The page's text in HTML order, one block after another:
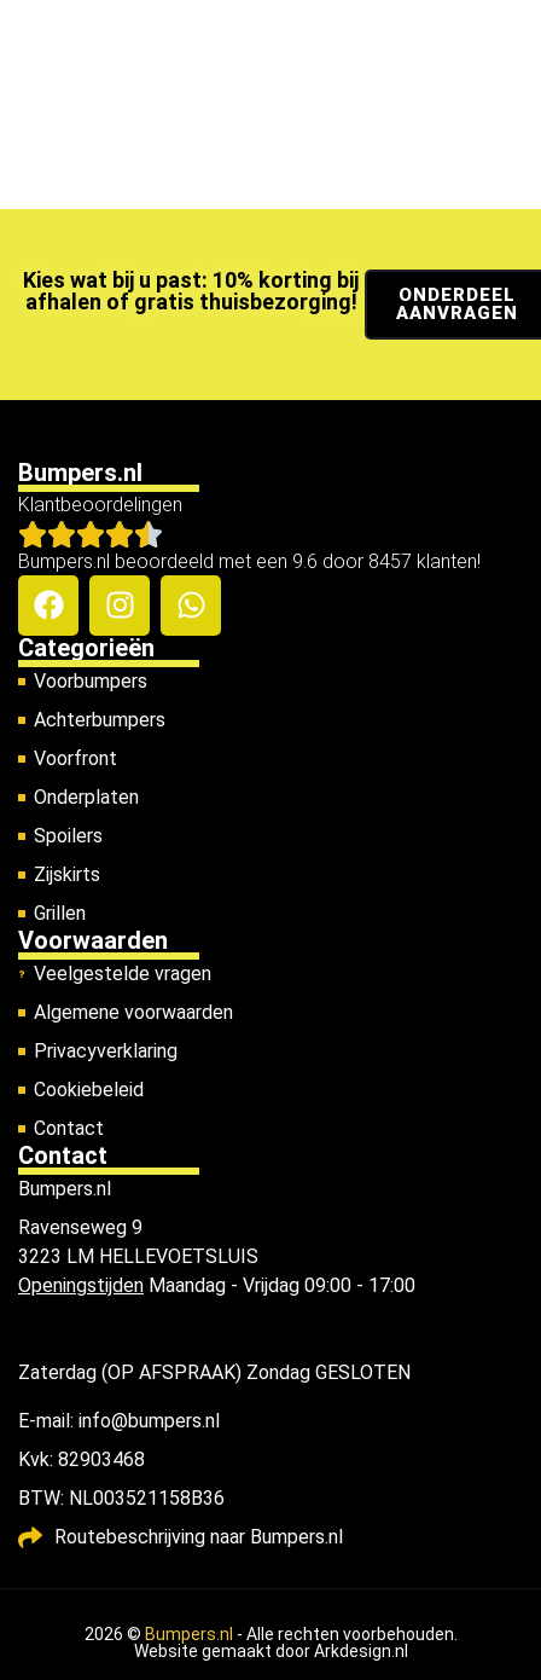
Kies wat bij u past: 10% korting bij
afhalen of gratis thuisbezorging!
ONDERDEEL
AANVRAGEN
Bumpers.nl
Klantbeoordelingen
Bumpers.nl beoordeeld met een 9.6 door 8457 klanten!
Categorieën
Voorbumpers
Achterbumpers
Voorfront
Onderplaten
Spoilers
Zijskirts
Grillen
Voorwaarden
Veelgestelde vragen
Algemene voorwaarden
Privacyverklaring
Cookiebeleid
Contact
Contact
Bumpers.nl
Ravenseweg 9
3223 LM HELLEVOETSLUIS
Openingstijden Maandag - Vrijdag 09:00 - 17:00
Zaterdag (OP AFSPRAAK) Zondag GESLOTEN
E-mail: info@bumpers.nl
Kvk: 82903468
BTW: NL003521158B36
Routebeschrijving naar Bumpers.nl
2026 © Bumpers.nl - Alle rechten voorbehouden.
Website gemaakt doorArkdesign.nl